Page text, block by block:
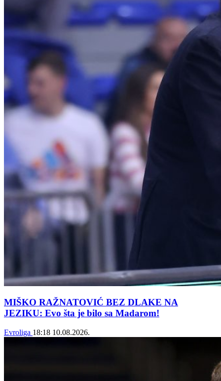
MIŠKO RAŽNATOVIĆ BEZ DLAKE NA
JEZIKU: Evo šta je bilo sa Madarom!
Evroliga 18:18 10.08.2026.